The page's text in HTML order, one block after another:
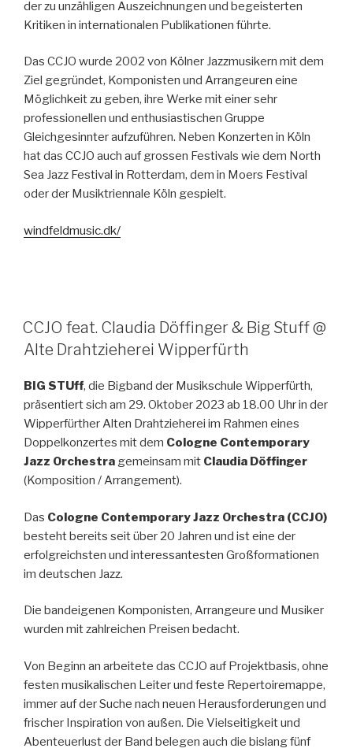
der zu unzähligen Auszeichnungen und begeisterten
Kritiken in internationalen Publikationen führte.
Das CCJO wurde 2002 von Kölner Jazzmusikern mit dem
Ziel gegründet, Komponisten und Arrangeuren eine
Möglichkeit zu geben, ihre Werke mit einer sehr
professionellen und enthusiastischen Gruppe
Gleichgesinnter aufzuführen. Neben Konzerten in Köln
hat das CCJO auch auf grossen Festivals wie dem North
Sea Jazz Festival in Rotterdam, dem in Moers Festival
oder der Musiktriennale Köln gespielt.
windfeldmusic.dk/
CCJO feat. Claudia Döffinger & Big Stuff @
Alte Drahtzieherei Wipperfürth
BIG STUff, die Bigband der Musikschule Wipperfürth,
präsentiert sich am 29. Oktober 2023 ab 18.00 Uhr in der
Wipperfürther Alten Drahtzieherei im Rahmen eines
Doppelkonzertes mit dem Cologne Contemporary
Jazz Orchestra gemeinsam mit Claudia Döffinger
(Komposition / Arrangement).
Das Cologne Contemporary Jazz Orchestra (CCJO)
besteht bereits seit über 20 Jahren und ist eine der
erfolgreichsten und interessantesten Großformationen
im deutschen Jazz.
Die bandeigenen Komponisten, Arrangeure und Musiker
wurden mit zahlreichen Preisen bedacht.
Von Beginn an arbeitete das CCJO auf Projektbasis, ohne
festen musikalischen Leiter und feste Repertoiremappe,
immer auf der Suche nach neuen Herausforderungen und
frischer Inspiration von außen. Die Vielseitigkeit und
Abenteuerlust der Band belegen auch die bislang fünf